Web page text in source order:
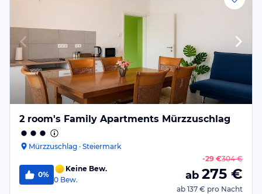
2 room's Family Apartments Mürzzuschlag
Mürzzuschlag · Steiermark
0%
Keine Bew.
0 Bew.
-29 €304 €
ab 275 €
ab 137 € pro Nacht